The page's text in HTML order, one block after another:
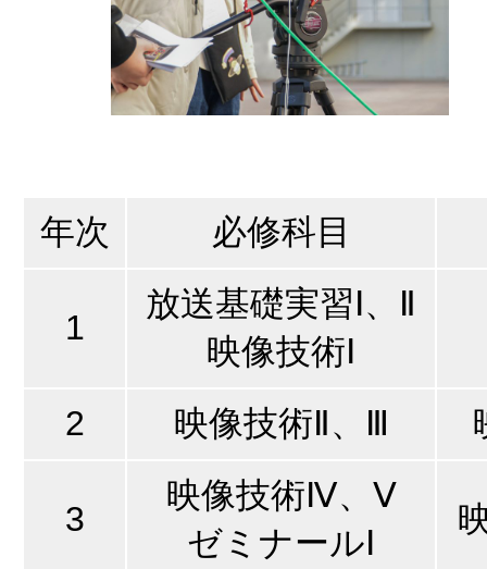
年次 必修科目
1
放送基礎実習Ⅰ、Ⅱ
映像技術Ⅰ
2
映像技術Ⅱ、Ⅲ
3
映像技術Ⅳ、Ⅴ
ゼミナールⅠ